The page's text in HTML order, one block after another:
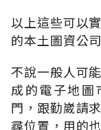
以上這些可以
的本土圖資公
不說一般人可
成的電子地圖
門，跟勤崴請
尋位置，用的